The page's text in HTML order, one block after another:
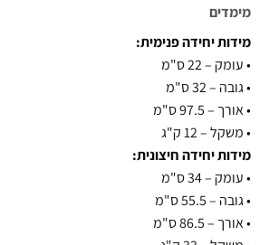
מימדים
מידות יחידה פנימית:
•עומק – 22 ס"מ
•גובה – 32 ס"מ
•אורך – 97.5 ס"מ
•משקל – 12 ק"ג
מידות יחידה חיצונית:
•עומק – 34 ס"מ
•גובה – 55.5 ס"מ
•אורך – 86.5 ס"מ